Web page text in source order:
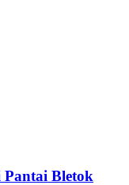
Pantai Bletok